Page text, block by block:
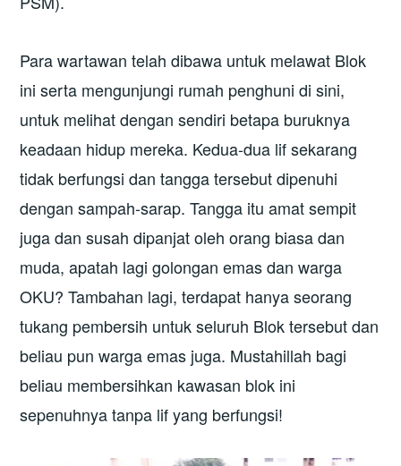
Para wartawan telah dibawa untuk melawat Blok
ini serta mengunjungi rumah penghuni di sini,
untuk melihat dengan sendiri betapa buruknya
keadaan hidup mereka. Kedua-dua lif sekarang
tidak berfungsi dan tangga tersebut dipenuhi
dengan sampah-sarap. Tangga itu amat sempit
juga dan susah dipanjat oleh orang biasa dan
muda, apatah lagi golongan emas dan warga
OKU? Tambahan lagi, terdapat hanya seorang
tukang pembersih untuk seluruh Blok tersebut dan
beliau pun warga emas juga. Mustahillah bagi
beliau membersihkan kawasan blok ini
sepenuhnya tanpa lif yang berfungsi!